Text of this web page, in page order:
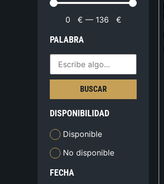
0 € — 136 €
PALABRA
BUSCAR
DISPONIBILIDAD
Disponible
No disponible
FECHA